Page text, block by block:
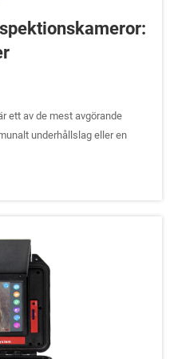
ett av de mest avgörande
underhållslag eller en
erbjuder ett brett utbud av
till sofistikerade...